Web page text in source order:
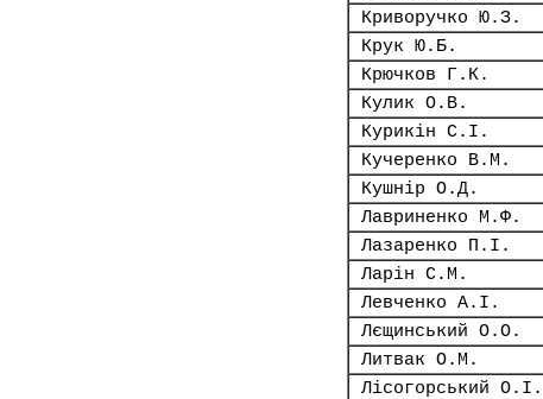
Криворучко Ю.З.
Крук Ю.Б.
Крючков Г.К.
Кулик О.В.
Курикін С.І.
Кучеренко В.М.
Кушнір О.Д.
Лавриненко М.Ф.
Лазаренко П.І.
Ларін С.М.
Левченко А.І.
Лєщинський О.О.
Литвак О.М.
Лісогорський О.І.